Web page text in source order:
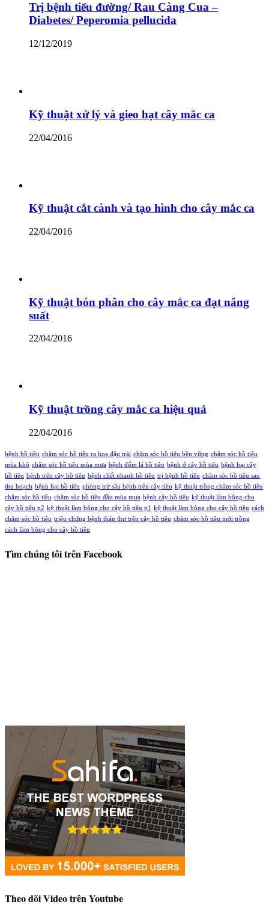
Trị bệnh tiểu đường/ Rau Càng Cua –
Diabetes/ Peperomia pellucida
12/12/2019
Kỹ thuật xử lý và gieo hạt cây mắc ca
22/04/2016
Kỹ thuật cắt cành và tạo hình cho cây mắc ca
22/04/2016
Kỹ thuật bón phân cho cây mắc ca đạt năng
suất
22/04/2016
Kỹ thuật trồng cây mắc ca hiệu quả
22/04/2016
bệnh hồ tiêu chăm sóc hồ tiêu ra hoa đậu trái chăm sóc hồ tiêu bền vững chăm sóc hồ tiêu
mùa khô chăm sóc hồ tiêu mùa mưa bệnh đốm lá hồ tiêu bệnh ở cây hồ tiêu bệnh hại cây
hồ tiêu bệnh trên cây hồ tiêu bệnh chết nhanh hồ tiêu trị bệnh hồ tiêu chăm sóc hồ tiêu sau
thu hoạch bệnh hại hồ tiêu phòng trừ sâu bệnh trên cây tiêu kỹ thuật trồng chăm sóc hồ tiêu
chăm sóc hồ tiêu chăm sóc hồ tiêu đầu mùa mưa bệnh cây hồ tiêu kỹ thuật làm bông cho
cây hồ tiêu p2 kỹ thuật làm bông cho cây hồ tiêu p1 kỹ thuật làm bông cho cây hồ tiêu cách
chăm sóc hồ tiêu triệu chứng bệnh thán thư trên cây hồ tiêu chăm sóc hồ tiêu mới trồng
cách làm bông cho cây hồ tiêu
Tìm chúng tôi trên Facebook
Theo dõi Video trên Youtube